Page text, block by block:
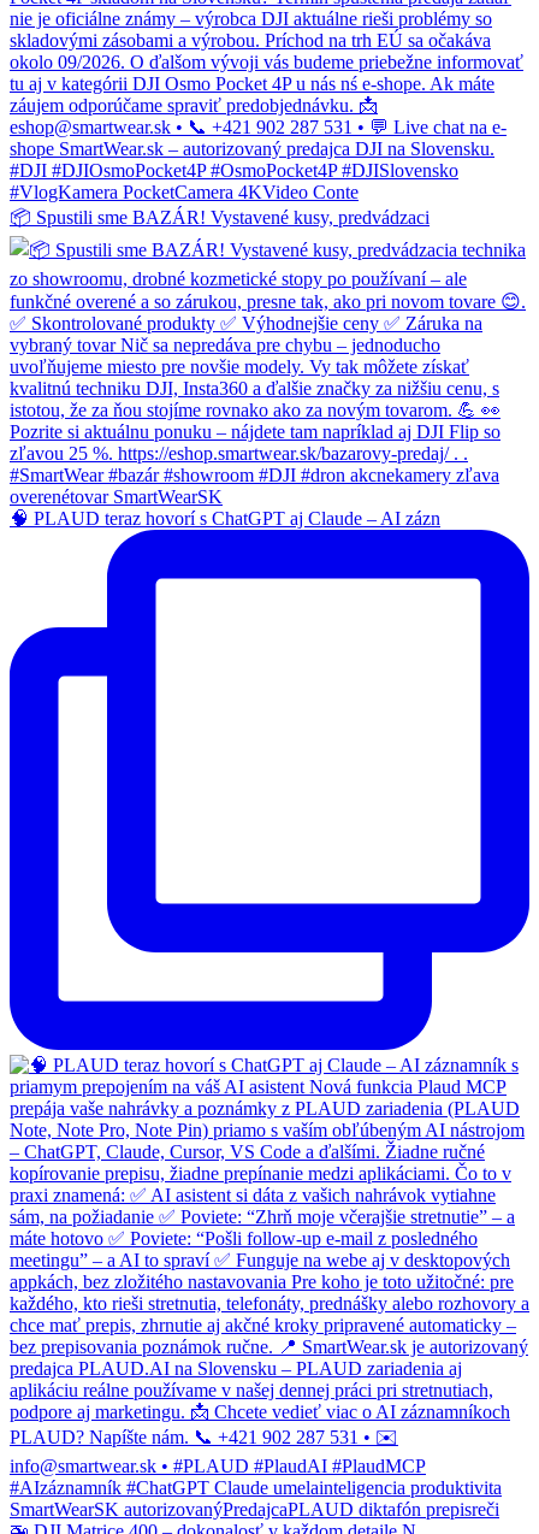
📦 Spustili sme BAZÁR! Vystavené kusy, predvádzaci
🧠 PLAUD teraz hovorí s ChatGPT aj Claude – AI zázn